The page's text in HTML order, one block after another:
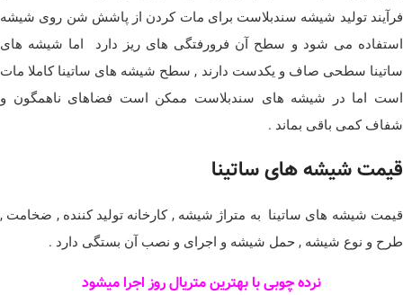
فرآیند تولید شیشه سندبلاست برای مات کردن از پاشش شن روی شیشه
استفاده می شود و سطح آن فرورفتگی های ریز دارد اما شیشه های
ساتینا سطحی صاف و یکدست دارند , سطح شیشه های ساتینا کاملا مات
است اما در شیشه های سندبلاست ممکن است فضاهای ناهمگون و
شفاف کمی باقی بماند .
قیمت شیشه های ساتینا
قیمت شیشه های ساتینا به متراژ شیشه , کارخانه تولید کننده , ضخامت ,
طرح و نوع شیشه , حمل شیشه و اجرای و نصب آن بستگی دارد .
نرده چوبی با بهترین متریال روز اجرا میشود